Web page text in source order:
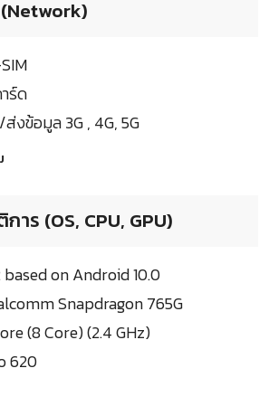
ร์ด
งข้อมูล 3G , 4G, 5G
าร (OS, CPU, GPU)
based on Android 10.0
Snapdragon 765G
(8 Core) (2.4 GHz)
620